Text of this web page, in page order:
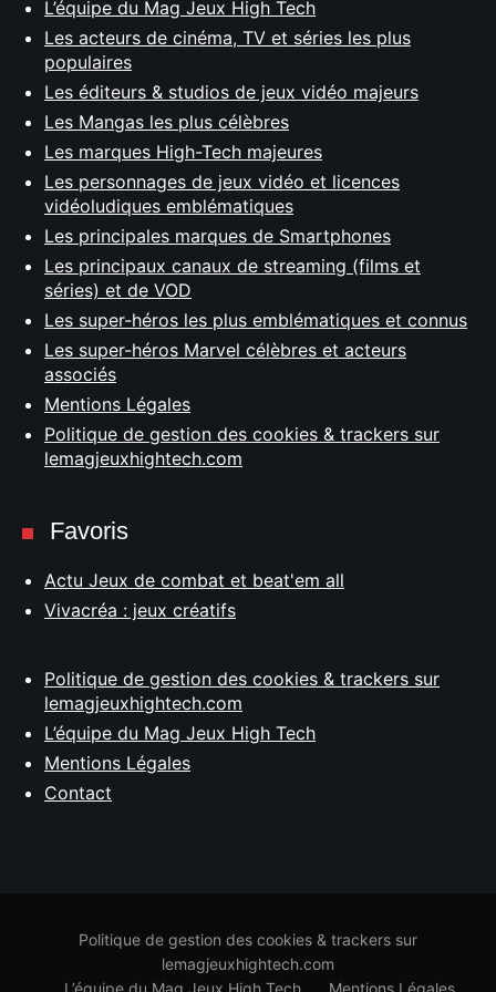
L’équipe du Mag Jeux High Tech
Les acteurs de cinéma, TV et séries les plus
populaires
Les éditeurs & studios de jeux vidéo majeurs
Les Mangas les plus célèbres
Les marques High-Tech majeures
Les personnages de jeux vidéo et licences
vidéoludiques emblématiques
Les principales marques de Smartphones
Les principaux canaux de streaming (films et
séries) et de VOD
Les super-héros les plus emblématiques et connus
Les super-héros Marvel célèbres et acteurs
associés
Mentions Légales
Politique de gestion des cookies & trackers sur
lemagjeuxhightech.com
Favoris
Actu Jeux de combat et beat'em all
Vivacréa : jeux créatifs
Politique de gestion des cookies & trackers sur
lemagjeuxhightech.com
L’équipe du Mag Jeux High Tech
Mentions Légales
Contact
Politique de gestion des cookies & trackers sur
lemagjeuxhightech.com
L’équipe du Mag Jeux High Tech
Mentions Légales